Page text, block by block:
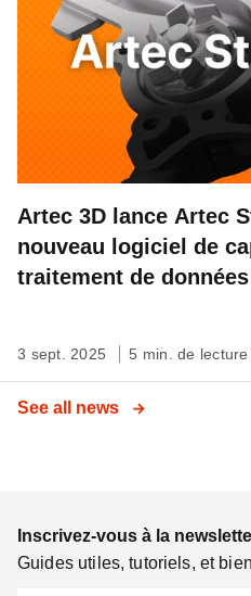
Artec 3D lance Artec
nouveau logiciel de
traitement de
3 sept. 2025 5 min. de lecture
See all news
Inscrivez-vous à la
Guides utiles, tutoriels, et